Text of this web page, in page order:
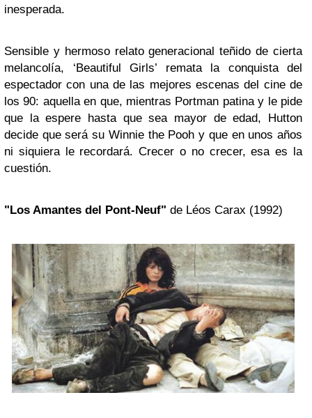
inesperada.
Sensible y hermoso relato generacional teñido de cierta
melancolía, ‘Beautiful Girls’ remata la conquista del
espectador con una de las mejores escenas del cine de
los 90: aquella en que, mientras Portman patina y le pide
que la espere hasta que sea mayor de edad, Hutton
decide que será su Winnie the Pooh y que en unos años
ni siquiera le recordará. Crecer o no crecer, esa es la
cuestión.
"Los Amantes del Pont-Neuf" de Léos Carax (1992)